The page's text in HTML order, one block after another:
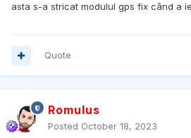
asta s-a stricat modulul gps fix când a
Quote
Romulus
Posted October 18, 2023